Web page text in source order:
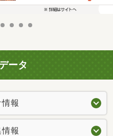
ータ
報
報